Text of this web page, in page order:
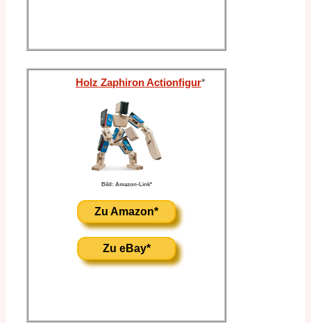
Holz Zaphiron Actionfigur*
Bild: Amazon-Link*
Zu Amazon*
Zu eBay*